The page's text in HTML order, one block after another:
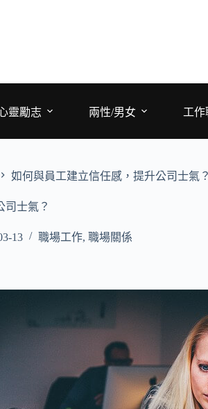
靈勵志 兩性/男女 工作
如何與員工建立信任感，提升公司士氣？
司士氣？
13 職場工作, 職場關係